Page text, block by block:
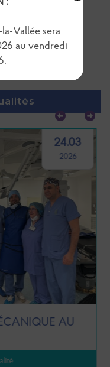
24.03
2026
AU
Vallée sera
au vendredi